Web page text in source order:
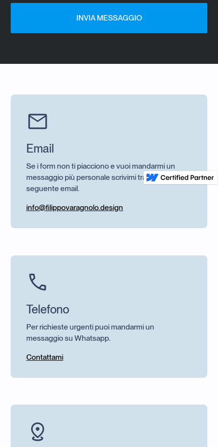
Email
Se i form non ti piacciono e vuoi mandarmi un
messaggio più personale scrivimi tramite la
seguente email.
info@filippovaragnolo.design
Telefono
Per richieste urgenti puoi mandarmi un
messaggio su Whatsapp.
Contattami